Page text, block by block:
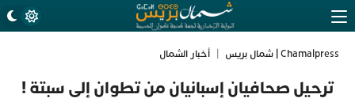
Chamalpress | شمال بريس أخبار الشمال
ترحيل صحافيان إسبانيان من تطوان إلى سبتة !